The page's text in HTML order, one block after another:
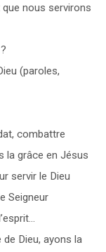
nous servirons
(paroles,
combattre
la grâce en Jésus
servir le Dieu
Seigneur
Dieu, ayons la